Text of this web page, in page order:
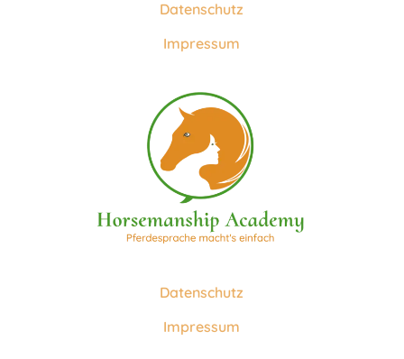
Datenschutz
Impressum
Datenschutz
Impressum